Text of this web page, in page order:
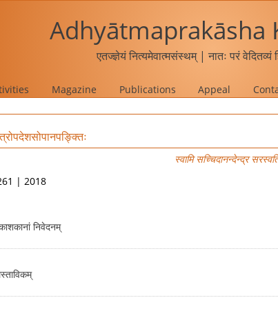
Adhyātmaprakāsha
एतज्ज्ञेयं नित्यमेवात्मसंस्थम् | नातः परं
Magazine Publications Appeal
स्वामि सच्चिदानन्देन्द्र
| 2018
निवेदनम्